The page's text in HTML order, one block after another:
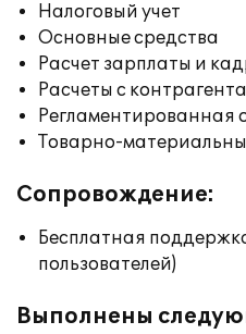
Налоговый учет
Основные средства
Расчет зарплаты и
Расчеты с
Регламентированная
Товарно-
Сопровождение:
Бесплатная
пользователей)
Выполнены